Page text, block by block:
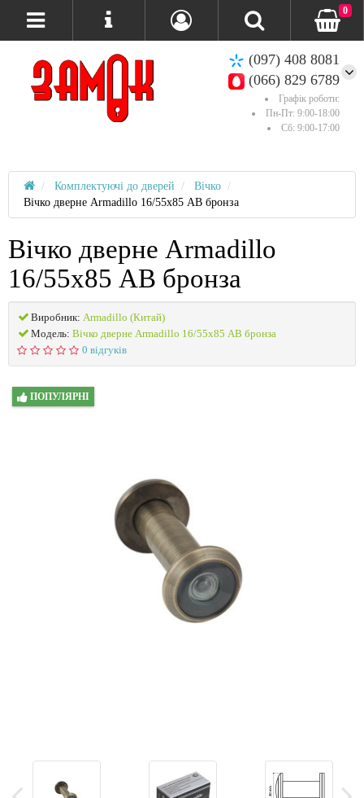
(097) 408 8081
(066) 829 6789
Графік роботи:
Пн-Пт: 9:00-18:00
Сб: 9:00-17:00
0
Комплектуючі до дверей
Вічко
Вічко дверне Armadillo 16/55х85 AB бронза
Вічко дверне Armadillo
16/55х85 AB бронза
Виробник: Armadillo (Китай)
Модель: Вічко дверне Armadillo 16/55х85 AB бронза
0 відгуків
ПОПУЛЯРНІ